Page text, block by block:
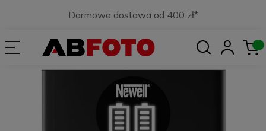
Darmowa dostawa od 400 zł*